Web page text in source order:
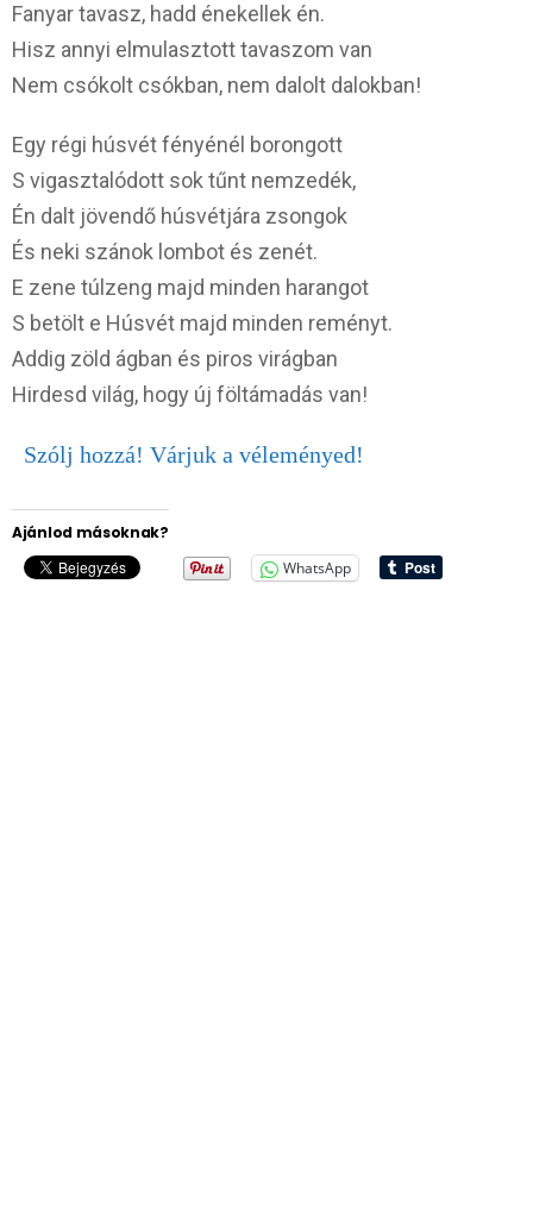
Fanyar tavasz, hadd énekellek én.
Hisz annyi elmulasztott tavaszom van
Nem csókolt csókban, nem dalolt dalokban!
Egy régi húsvét fényénél borongott
S vigasztalódott sok tűnt nemzedék,
Én dalt jövendő húsvétjára zsongok
És neki szánok lombot és zenét.
E zene túlzeng majd minden harangot
S betölt e Húsvét majd minden reményt.
Addig zöld ágban és piros virágban
Hirdesd világ, hogy új föltámadás van!
Szólj hozzá! Várjuk a véleményed!
Ajánlod másoknak?
WhatsApp